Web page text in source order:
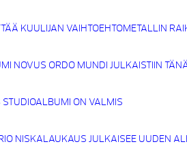
KUULIJAN VAIHTOEHTOMETALLIN
NOVUS ORDO MUNDI JULKAISTIIN
STUDIOALBUMI ON VALMIS
NISKALAUKAUS JULKAISEE UUDEN